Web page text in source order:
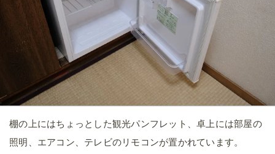
棚の上にはちょっとした観光パンフレット、卓上には部屋の
照明、エアコン、テレビのリモコンが置かれています。